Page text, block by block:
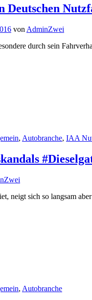
Deutschen
von AdminZwei
durch sein
, Autobranche, IAA
neigt sich so langsam
, Autobranche